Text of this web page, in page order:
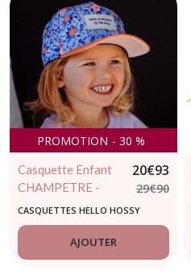
PROMOTION - 30 %
Casquette Enfant
CHAMPETRE -
HELLO HOSSY
20€93
29€90
CASQUETTES HELLO HOSSY
AJOUTER